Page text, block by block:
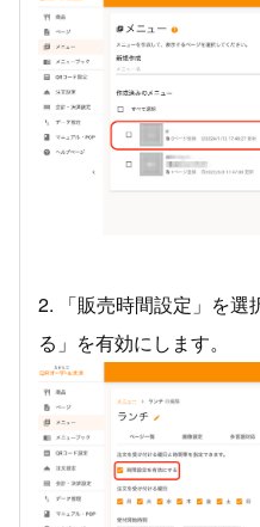
2. 「販売時間設定」を選
る」を有効にします。